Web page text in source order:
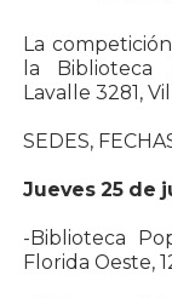
La
la Biblioteca
Lavalle 3281,
SEDES,
Jueves 25 de
-Biblioteca
Florida Oeste,